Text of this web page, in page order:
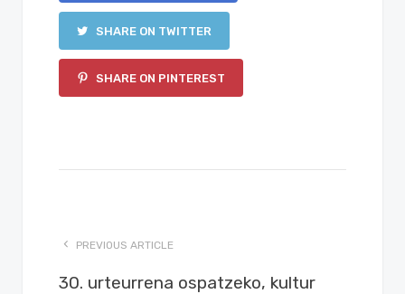
SHARE ON TWITTER
SHARE ON PINTEREST
PREVIOUS ARTICLE
30. urteurrena ospatzeko, kultur